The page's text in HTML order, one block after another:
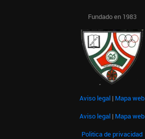
Fundado en 1983
Aviso legal | Mapa web
Aviso legal | Mapa web
Politica de privacidad